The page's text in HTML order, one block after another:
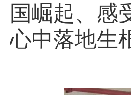
国崛起、感
心中落地生